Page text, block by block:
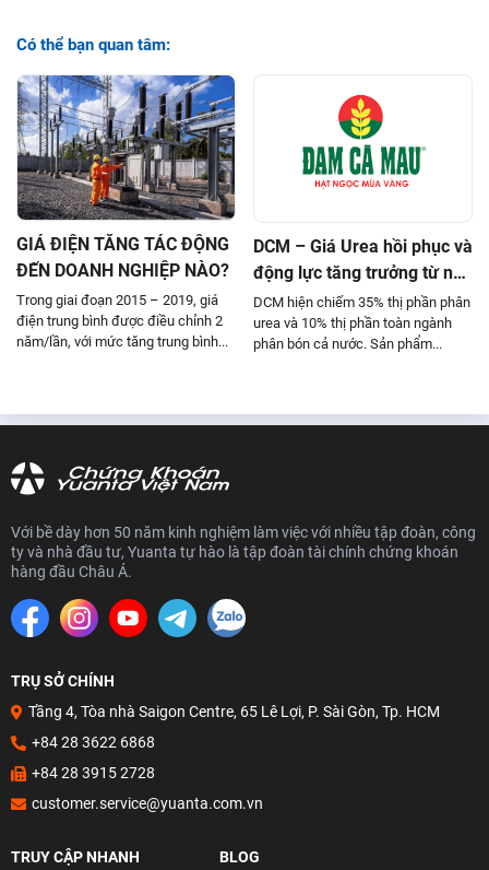
Có thể bạn quan tâm:
GIÁ ĐIỆN TĂNG TÁC ĐỘNG
ĐẾN DOANH NGHIỆP NÀO?
Trong giai đoạn 2015 – 2019, giá
điện trung bình được điều chỉnh 2
năm/lần, với mức tăng trung bình...
DCM – Giá Urea hồi phục và
động lực tăng trưởng từ nhà
máy Urea hết khấu hao
DCM hiện chiếm 35% thị phần phân
urea và 10% thị phần toàn ngành
phân bón cả nước. Sản phẩm...
Với bề dày hơn 50 năm kinh nghiệm làm việc với nhiều tập đoàn, công
ty và nhà đầu tư, Yuanta tự hào là tập đoàn tài chính chứng khoán
hàng đầu Châu Á.
TRỤ SỞ CHÍNH
Tầng 4, Tòa nhà Saigon Centre, 65 Lê Lợi, P. Sài Gòn, Tp. HCM
+84 28 3622 6868
+84 28 3915 2728
customer.service@yuanta.com.vn
TRUY CẬP NHANH BLOG